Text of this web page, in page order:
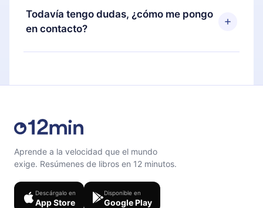
También puedes leer o escuchar tus títulos
favoritos sin conexión y desafiarte con un
puedes cancelar en cualquier momento y el
próximo ciclo de facturación no ocurrirá.
Todavía tengo dudas, ¿cómo me pongo
en contacto?
Siéntete libre de contactarnos en
Aprende a la velocidad que el mundo
exige. Resúmenes de libros en 12 minutos.
Descárgalo en
App Store
Disponible en
Google Play